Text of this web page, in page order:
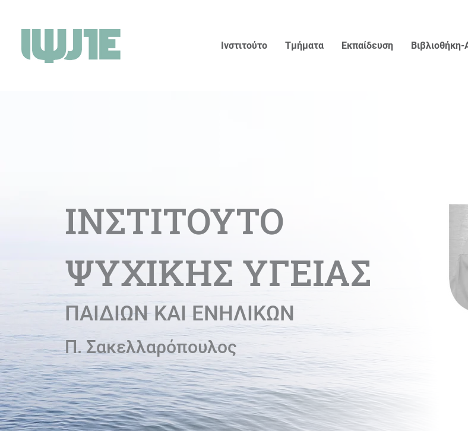
Ινστιτούτο Τμήματα Εκπαίδευση Βιβλιοθήκη-
ΙΝΣΤΙΤΟΥΤΟ
ΨΥΧΙΚΗΣ ΥΓΕΙΑΣ
ΠΑΙΔΙΩΝ ΚΑΙ ΕΝΗΛΙΚΩΝ
Π. Σακελλαρόπουλος